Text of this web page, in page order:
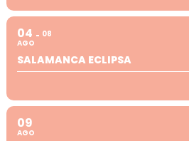
04
AGO
08
SALAMANCA ECLIPSA
09
AGO